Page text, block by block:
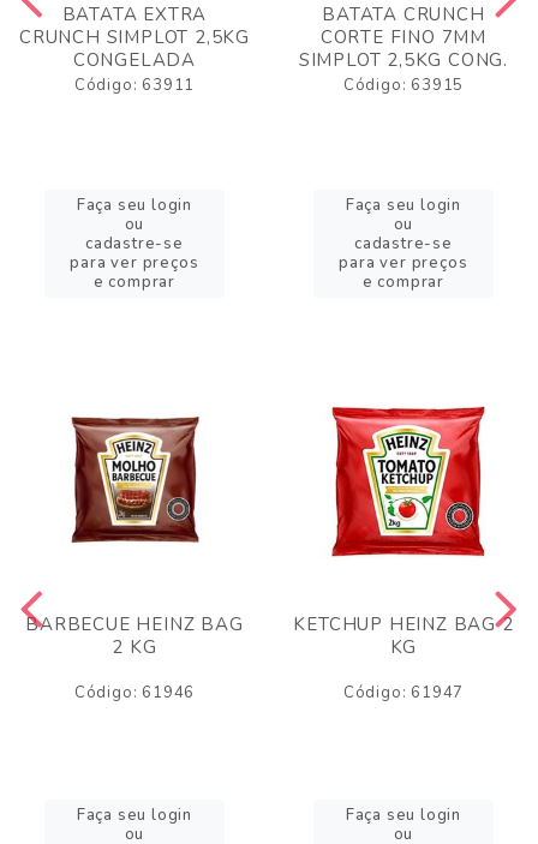
BATATA EXTRA
CRUNCH SIMPLOT 2,5KG
CONGELADA
Código: 63911
Faça seu login
ou
cadastre-se
para ver preços
e comprar
BATATA CRUNCH
CORTE FINO 7MM
SIMPLOT 2,5KG CONG.
Código: 63915
Faça seu login
ou
cadastre-se
para ver preços
e comprar
BARBECUE HEINZ BAG
2 KG
Código: 61946
Faça seu login
ou
KETCHUP HEINZ BAG 2
KG
Código: 61947
Faça seu login
ou